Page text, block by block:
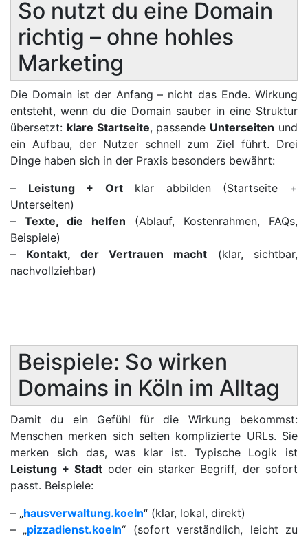
So nutzt du eine Domain
richtig – ohne hohles
Marketing
Die Domain ist der Anfang – nicht das Ende. Wirkung
entsteht, wenn du die Domain sauber in eine Struktur
übersetzt: klare Startseite, passende Unterseiten und
ein Aufbau, der Nutzer schnell zum Ziel führt. Drei
Dinge haben sich in der Praxis besonders bewährt:
– Leistung + Ortklar abbilden (Startseite +
Unterseiten)
– Texte, die helfen (Ablauf, Kostenrahmen, FAQs,
Beispiele)
– Kontakt, der Vertrauen macht (klar, sichtbar,
nachvollziehbar)
Beispiele: So wirken
Domains in Köln im Alltag
Damit du ein Gefühl für die Wirkung bekommst:
Menschen merken sich selten komplizierte URLs. Sie
merken sich das, was klar ist. Typische Logik ist
Leistung + Stadt oder ein starker Begriff, der sofort
passt. Beispiele:
– „hausverwaltung.koeln“ (klar, lokal, direkt)
– „pizzadienst.koeln“ (sofort verständlich, leicht zu